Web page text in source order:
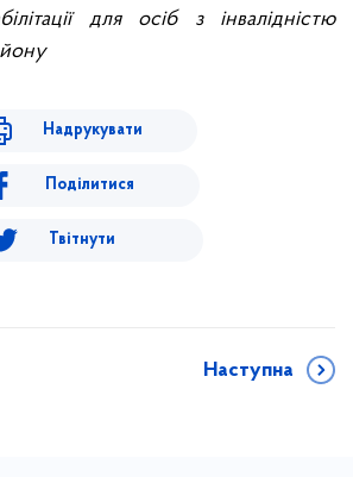
для осіб з інвалідністю
Надрукувати
Поділитися
Твітнути
Наступна